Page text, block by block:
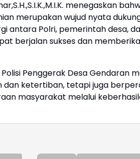
menegaskan
merupakan wujud nyata
antara Polri, pemerintah desa,
berjalan sukses dan
Penggerak Desa Gendaran
dan ketertiban, tetapi juga
masyarakat melalui